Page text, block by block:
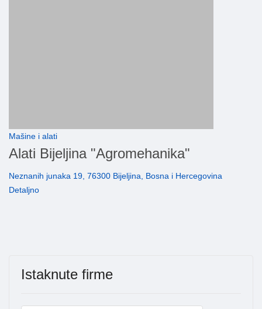
Mašine i alati
Alati Bijeljina "Agromehanika"
Neznanih junaka 19, 76300 Bijeljina, Bosna i Hercegovina
Detaljno
Istaknute firme